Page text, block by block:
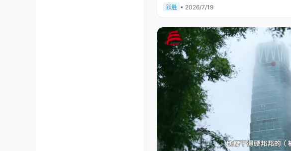
跃胜 • 2026/7/19